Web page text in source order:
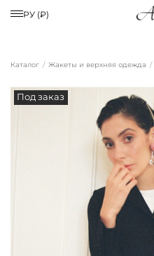
РУ (₽)
Каталог Жакеты и верхняя одежда
Под заказ